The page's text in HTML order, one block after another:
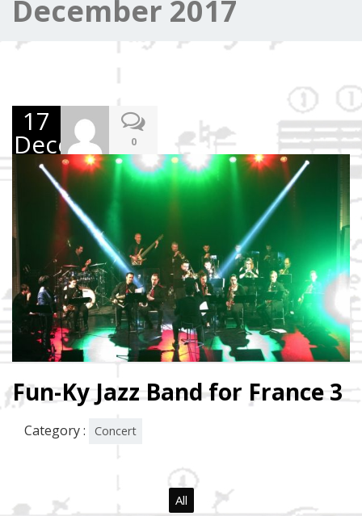
December 2017
17
December
2017
0
Fun-Ky Jazz Band for France 3
Category : Concert
All